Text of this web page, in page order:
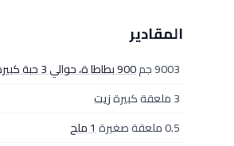
المقادير
9003 جم 900 بطاطا ة، حوالي 3 حبة كبيرة الحجم
3 ملعقة كبيرة
زيت
0.5 ملعقة صغيرة
1 ملح